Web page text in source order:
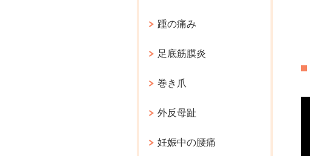
踵の痛み
足底筋膜炎
巻き爪
外反母趾
妊娠中の腰痛